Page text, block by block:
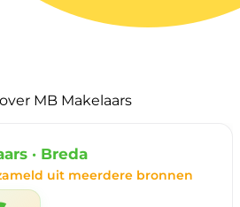
MB Makelaars